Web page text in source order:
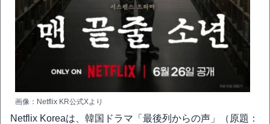
画像：Netflix KR公式Xより
Netflix Koreaは、韓国ドラマ「最後列からの声」（原題：